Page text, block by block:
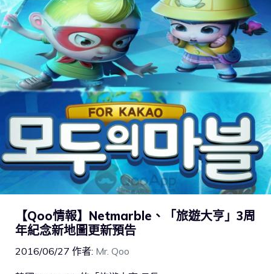
【Qoo情報】Netmarble、「旅遊大亨」3周
年紀念新地圖更新預告
2016/06/27 作者: Mr. Qoo